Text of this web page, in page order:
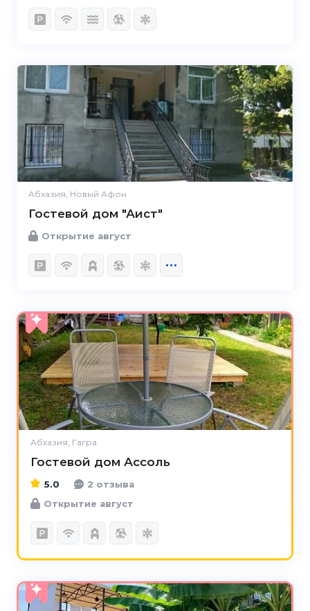
Абхазия, Новый Афон
Гостевой дом "Аист"
Открытие август
Абхазия, Гагра
Гостевой дом Ассоль
5.0
5.0
2 отзыва
Открытие август
5.0